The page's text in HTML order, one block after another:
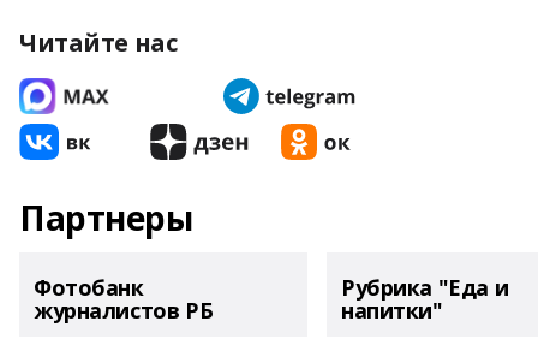
Читайте нас
Партнеры
Фотобанк
журналистов РБ
Рубрика "Еда и
напитки"